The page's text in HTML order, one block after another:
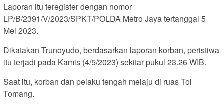
Laporan itu teregister dengan nomor
LP/B/2391/V/2023/SPKT/POLDA Metro Jaya tertanggal 5
Mei 2023.
Dikatakan Trunoyudo, berdasarkan laporan korban, peristiwa
itu terjadi pada Kamis (4/5/2023) sekitar pukul 23.26 WIB.
Saat itu, korban dan pelaku tengah melaju di ruas Tol
Tomang.